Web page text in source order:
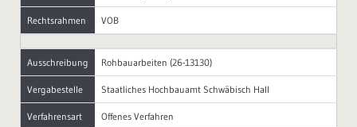
Rechtsrahmen VOB
Ausschreibung Rohbauarbeiten (26-13130)
Vergabestelle Staatliches Hochbauamt Schwäbisch Hall
Verfahrensart Offenes Verfahren